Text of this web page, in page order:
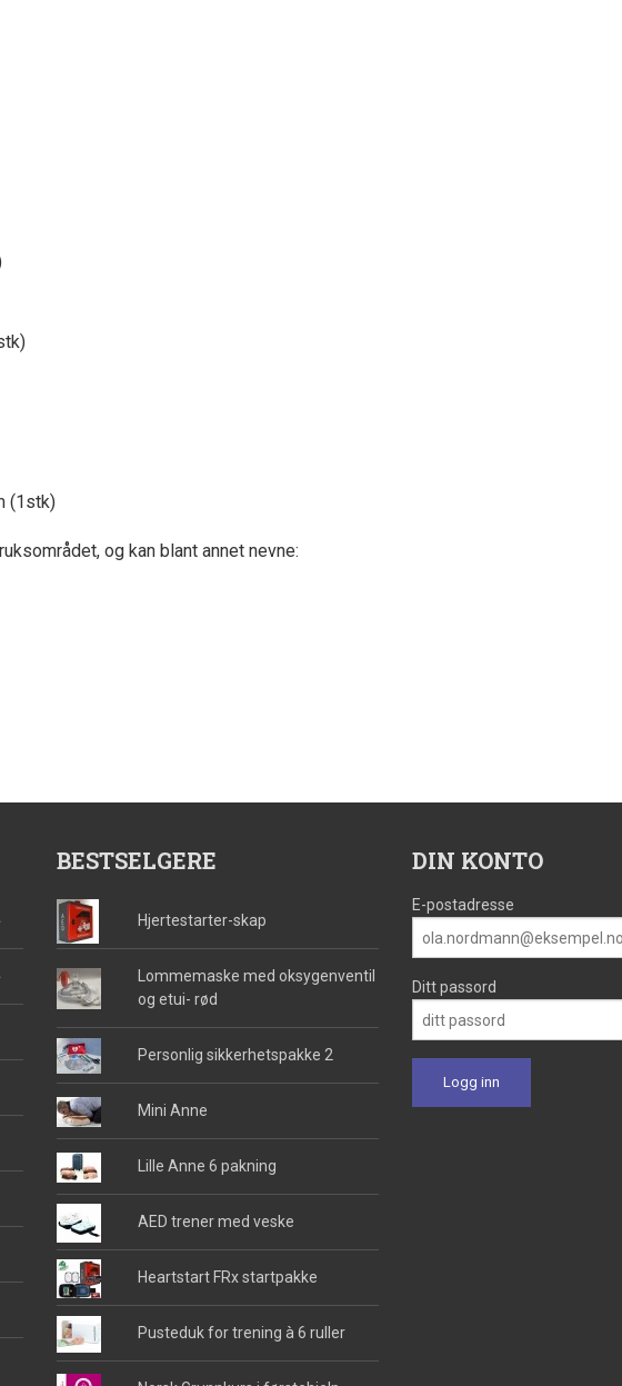
(1stk)
og kan blant annet nevne:
BESTSELGERE
Hjertestarter-skap
Lommemaske med oksygenventil
og etui- rød
Personlig sikkerhetspakke 2
Mini Anne
Lille Anne 6 pakning
AED trener med veske
Heartstart FRx startpakke
Pusteduk for trening à 6 ruller
DIN KONTO
E-postadresse
Ditt passord